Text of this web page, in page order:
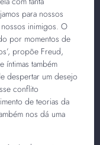
para nossos
inimigos. O
por momentos de
propõe Freud,
íntimas também
despertar um desejo
conflito
de teorias da
nos dá uma